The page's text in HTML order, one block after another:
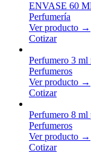
ENVASE 60
Perfumería
Ver producto →
Cotizar
Perfumero 3 ml
Perfumeros
Ver producto →
Cotizar
Perfumero 8 ml
Perfumeros
Ver producto →
Cotizar